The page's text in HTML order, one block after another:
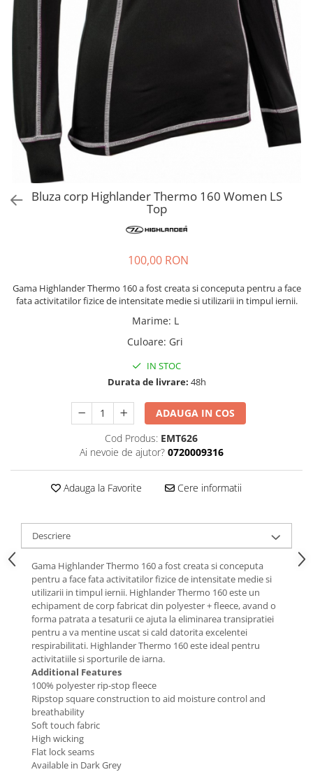
Hidratare
Rucsacuri Alergare
Accesorii alergare
Centuri Alergare
Genti transport echipament
Nutritie
Bauturi Refacere
Geluri Energizante Beta Fuel
Geluri Energizante Izotonice
Barbati
Femei
Jachete Puf
Barbati
Femei
Jachete Polar
Barbati
Femei
Copii
Manusi
Barbati
Jachete Ski/Snowboard
Femei
Ciclism
Drumetie
Tricouri/Bluze
Barbati
Femei
Veste
Barbati
Femei
Copii
Jachete Softshell
Barbati
Femei
Copii
Bluza corp Highlander Thermo 160 Women LS
Top
100,00 RON
Gama Highlander Thermo 160 a fost creata si conceputa pentru a face
fata activitatilor fizice de intensitate medie si utilizarii in timpul iernii.
Marime: L
Culoare: Gri
IN STOC
Durata de livrare: 48h
ADAUGA IN COS
Cod Produs: EMT626
Ai nevoie de ajutor? 0720009316
Adauga la Favorite Cere informatii
Descriere
Gama Highlander Thermo 160 a fost creata si conceputa
pentru a face fata activitatilor fizice de intensitate medie si
utilizarii in timpul iernii. Highlander Thermo 160 este un
echipament de corp fabricat din polyester + fleece, avand o
forma patrata a tesaturii ce ajuta la eliminarea transipratiei
pentru a va mentine uscat si cald datorita excelentei
respirabilitati. Highlander Thermo 160 este ideal pentru
activitatiile si sporturile de iarna.
Additional Features
100% polyester rip-stop fleece
Ripstop square construction to aid moisture control and
breathability
Soft touch fabric
High wicking
Flat lock seams
Available in Dark Grey